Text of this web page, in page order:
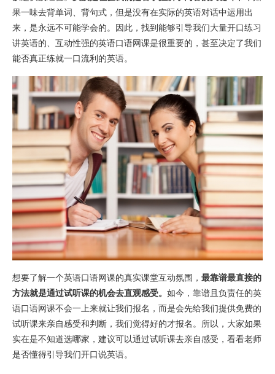
果一味去背单词、背句式，但是没有在实际的英语对话中运用出
来，是永远不可能学会的。因此，找到能够引导我们大量开口练习
讲英语的、互动性强的英语口语网课是很重要的，甚至决定了我们
能否真正练就一口流利的英语。
想要了解一个英语口语网课的真实课堂互动氛围， 最靠谱最直接的
方法就是通过试听课的机会去直观感受。 如今，靠谱且负责任的英
语口语网课不会一上来就让我们报名，而是会先给我们提供免费的
试听课来亲自感受和判断，我们觉得好的才报名。所以，大家如果
实在是不知道选哪家，建议可以通过试听课去亲自感受，看看老师
是否懂得引导我们开口说英语。